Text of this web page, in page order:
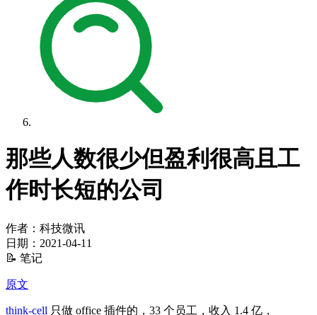
那些人数很少但盈利很高且工
作时长短的公司
作者：科技微讯
日期： 2021-04-11
📝 笔记
原文
think-cell 只做 office 插件的，33 个员工，收入 1.4 亿，